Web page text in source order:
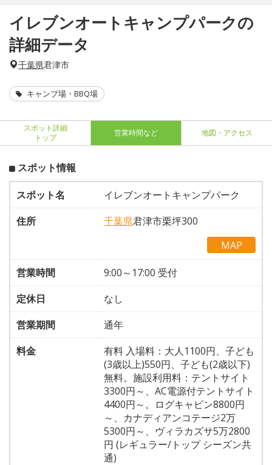
イレブンオートキャンプパークの
詳細データ
千葉県君津市
キャンプ場・BBQ場
スポット詳細
トップ
営業時間など 地図・アクセス
スポット情報
スポット名
イレブンオートキャンプパーク
住所
千葉県君津市栗坪300
MAP
営業時間
9:00～17:00 受付
定休日
なし
営業期間
通年
料金
有料 入場料：大人1100円、子ども
(3歳以上)550円、子ども(2歳以下)
無料。施設利用料：テントサイト
3300円～、AC電源付テントサイト
4400円～。ログキャビン8800円
～、カナディアンコテージ2万
5300円～、ヴィラカズサ5万2800
円 (レギュラー/トップ シーズン共
通)